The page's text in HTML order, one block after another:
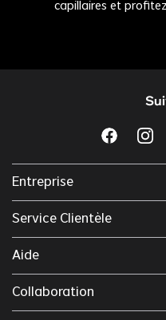
capillaires et
Entreprise
Service Clientèle
Aide
Collaboration